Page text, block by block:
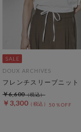
DOUX ARCHIVES
フレンチスリーブニット
￥3,300 50％OFF
￥6,600